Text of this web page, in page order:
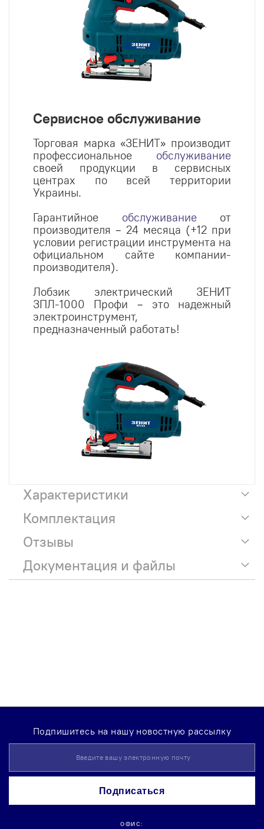
Сервисное обслуживание
Торговая марка «ЗЕНИТ» производит
профессиональное обслуживание
своей продукции в сервисных
центрах по всей территории
Украины.
Гарантийное обслуживаниеот
производителя – 24 месяца (+12 при
условии регистрации инструмента на
официальном сайте компании-
производителя).
Лобзик электрический ЗЕНИТ
ЗПЛ-1000 Профи – это надежный
электроинструмент,
предназначенный работать!
Характеристики
Комплектация
Отзывы
Документация и файлы
Подпишитесь на нашу новостную рассылку
Up
for
Newsletter:
Подписаться
ОФИС: